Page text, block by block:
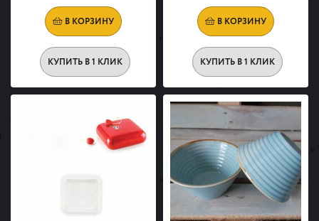
В КОРЗИНУ
КУПИТЬ В 1 КЛИК
В КОРЗИНУ
КУПИТЬ В 1 КЛИК